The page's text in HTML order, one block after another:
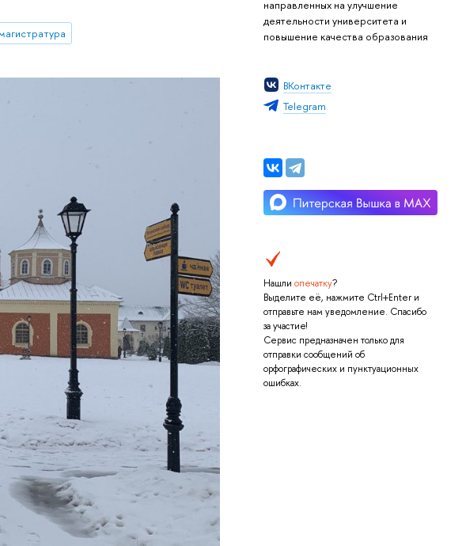
направленных на улучшение
деятельности университета и
повышение качества образования
ВКонтакте
Telegram
Нашли опечатку?
Выделите её, нажмите Ctrl+Enter и
отправьте нам уведомление. Спасибо
за участие!
Сервис предназначен только для
отправки сообщений об
орфографических и пунктуационных
ошибках.